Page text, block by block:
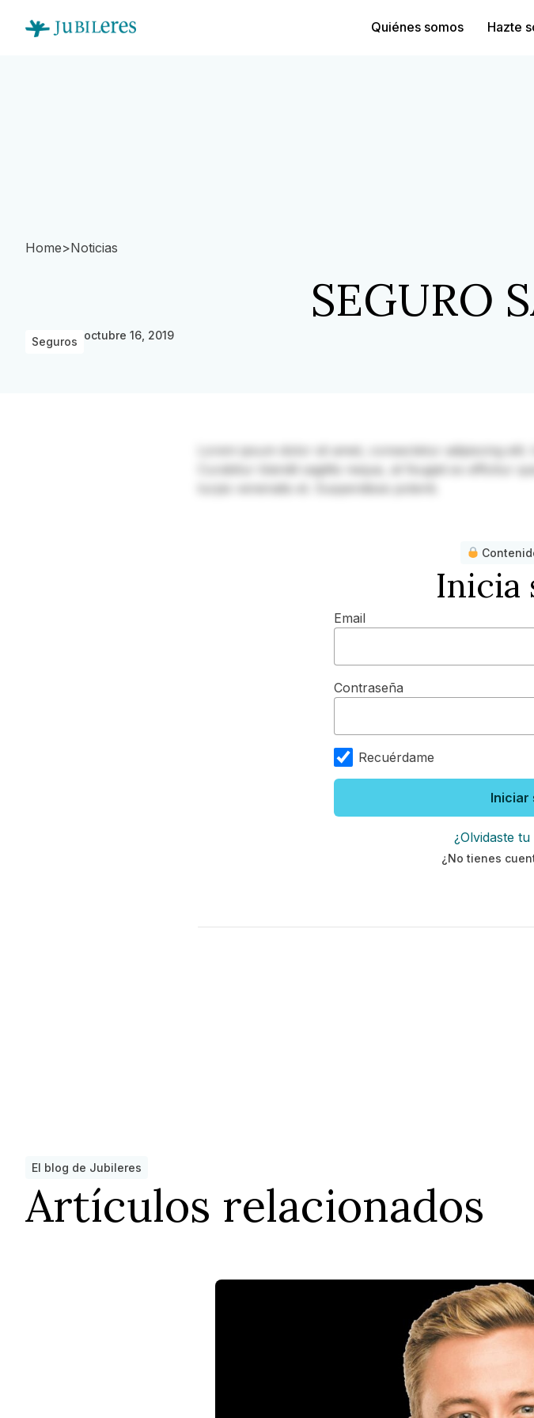
Quiénes somos Hazte
Home>Noticias
SEGURO
Seguros octubre 16, 2019
Lorem ipsum dolor sit amet, consectetur adipiscing
Curabitur blandit sagittis neque, at feugiat ex efficitur
turpis venenatis et. Suspendisse potenti.
Inicia
Email
Contraseña
Recuérdame
Iniciar
¿Olvidaste
¿No tienes
El blog de Jubileres
Artículos relacionados